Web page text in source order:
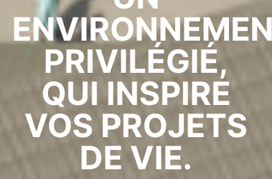
PRIVILÉGIÉ,
QUI INSPIRE
VOS PROJETS
DE VIE.